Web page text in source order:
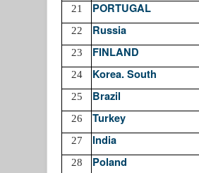
21 PORTUGAL
22 Russia
23 FINLAND
24 Korea. South
25 Brazil
26 Turkey
27 India
28 Poland